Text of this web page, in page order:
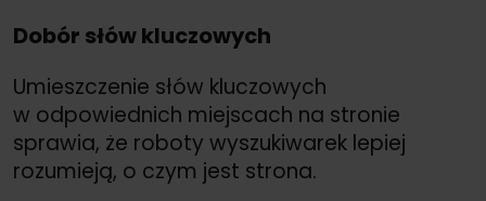
Dobór słów kluczowych
Umieszczenie słów kluczowych
w odpowiednich miejscach na stronie
sprawia, że roboty wyszukiwarek lepiej
rozumieją, o czym jest strona.